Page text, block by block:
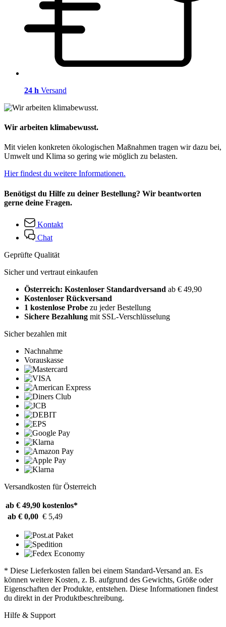
24 h Versand
Wir arbeiten klimabewusst.
Mit vielen konkreten ökologischen Maßnahmen tragen wir dazu bei,
Umwelt und Klima so gering wie möglich zu belasten.
Hier findest du weitere Informationen.
Benötigst du Hilfe zu deiner Bestellung? Wir beantworten
gerne deine Fragen.
Kontakt
Chat
Geprüfte Qualität
Sicher und vertraut einkaufen
Österreich: Kostenloser Standardversand ab € 49,90
Kostenloser Rückversand
1 kostenlose Probe zu jeder Bestellung
Sichere Bezahlung mit SSL-Verschlüsselung
Sicher bezahlen mit
Nachnahme
Vorauskasse
Versandkosten für Österreich
ab € 49,90 kostenlos*
ab € 0,00 € 5,49
* Diese Lieferkosten fallen bei einem Standard-Versand an. Es
können weitere Kosten, z. B. aufgrund des Gewichts, Größe oder
Eigenschaften der Produkte, entstehen. Diese Informationen findest
du direkt in der Produktbeschreibung.
Hilfe & Support